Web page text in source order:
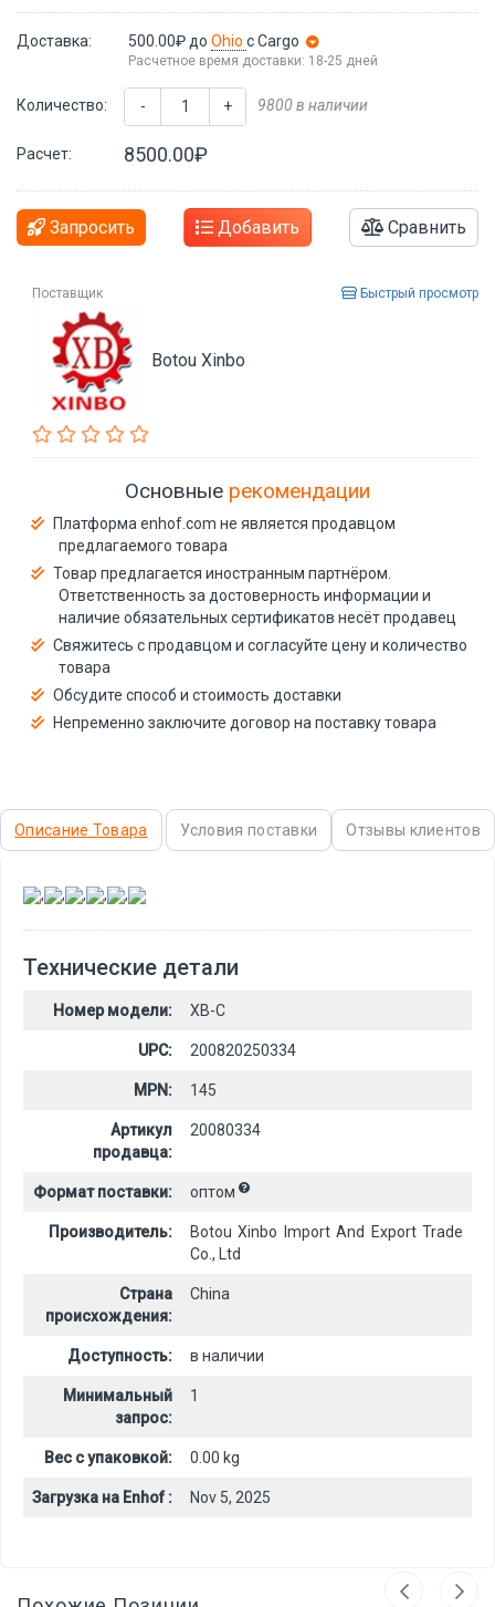
Доставка: 500.00₽ до Ohio с Cargo
Расчетное время доставки: 18-25 дней
Количество: - + 9800 в наличии
Расчет: 8500.00₽
Запросить Добавить Сравнить
Поставщик Быстрый просмотр
Botou Xinbo
Основные рекомендации
Платформа enhof.com не является продавцом
предлагаемого товара
Товар предлагается иностранным партнёром.
Ответственность за достоверность информации и
наличие обязательных сертификатов несёт продавец
Свяжитесь с продавцом и согласуйте цену и количество
товара
Обсудите способ и стоимость доставки
Непременно заключите договор на поставку товара
Описание Товара Условия поставки Отзывы клиентов
, , , , ,
Технические детали
Номер модели: XB-C
UPC: 200820250334
MPN: 145
Артикул
продавца:
20080334
Формат поставки: оптом
Производитель:
Botou Xinbo Import And Export Trade
Co., Ltd
Страна
происхождения:
China
Доступность: в наличии
Минимальный
запрос:
1
Вес с упаковкой: 0.00 kg
Загрузка на Enhof : Nov 5, 2025